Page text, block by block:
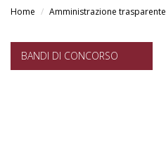
Home Amministrazione trasparente
BANDI DI CONCORSO